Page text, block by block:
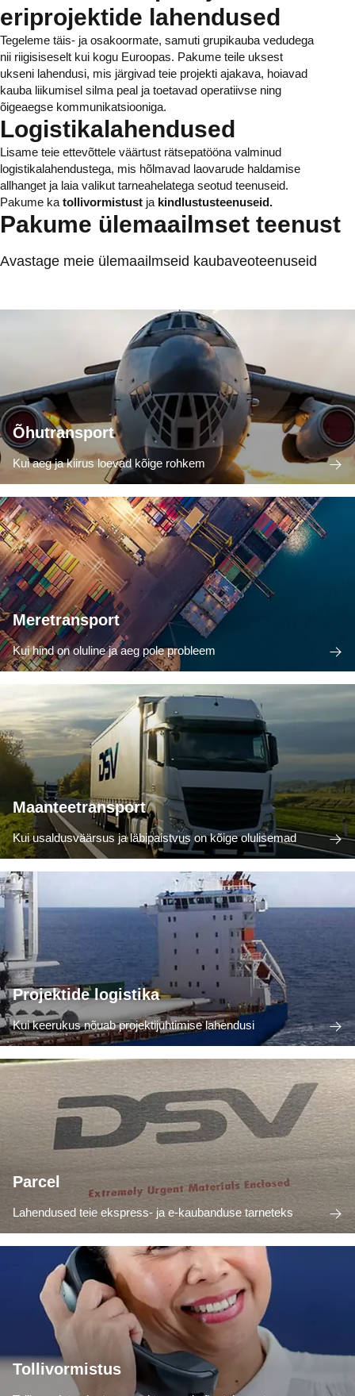
eriprojektide lahendused
Tegeleme täis- ja osakoormate, samuti grupikauba vedudega
nii riigisiseselt kui kogu Euroopas. Pakume teile uksest
ukseni lahendusi, mis järgivad teie projekti ajakava, hoiavad
kauba liikumisel silma peal ja toetavad operatiivse ning
õigeaegse kommunikatsiooniga.
Logistikalahendused
Lisame teie ettevõttele väärtust rätsepatööna valminud
logistikalahendustega, mis hõlmavad laovarude haldamise
allhanget ja laia valikut tarneahelatega seotud teenuseid.
Pakume ka tollivormistust ja kindlustusteenuseid.
Pakume ülemaailmset teenust
Avastage meie ülemaailmseid kaubaveoteenuseid
Õhutransport
Kui aeg ja kiirus loevad kõige rohkem
Meretransport
Kui hind on oluline ja aeg pole probleem
Maanteetransport
Kui usaldusväärsus ja läbipaistvus on kõige olulisemad
Projektide logistika
Kui keerukus nõuab projektijuhtimise lahendusi
Parcel
Lahendused teie ekspress- ja e-kaubanduse tarneteks
Tollivormistus